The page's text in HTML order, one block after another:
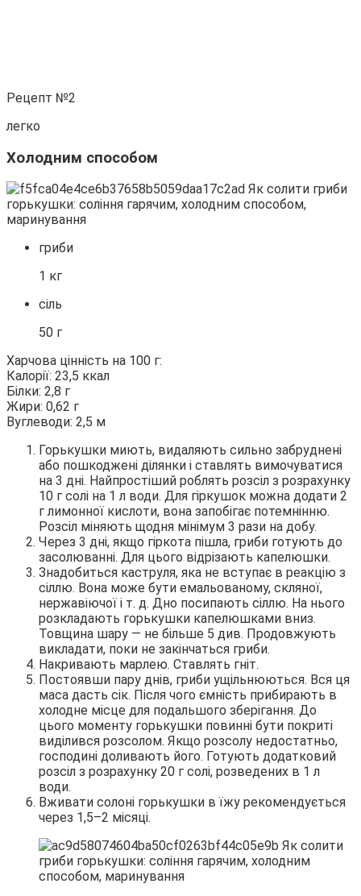
Рецепт №2
легко
Холодним способом
гриби
1 кг
сіль
50 г
Харчова цінність на 100 г:
Калорії: 23,5 ккал
Білки: 2,8 г
Жири: 0,62 г
Вуглеводи: 2,5 м
Горькушки миють, видаляють сильно забруднені
або пошкоджені ділянки і ставлять вимочуватися
на 3 дні. Найпростіший роблять розсіл з розрахунку
10 г солі на 1 л води. Для гіркушок можна додати 2
г лимонної кислоти, вона запобігає потемнінню.
Розсіл міняють щодня мінімум 3 рази на добу.
Через 3 дні, якщо гіркота пішла, гриби готують до
засолюванні. Для цього відрізають капелюшки.
Знадобиться каструля, яка не вступає в реакцію з
сіллю. Вона може бути емальованому, скляної,
нержавіючої і т. д. Дно посипають сіллю. На нього
розкладають горькушки капелюшками вниз.
Товщина шару — не більше 5 див. Продовжують
викладати, поки не закінчаться гриби.
Накривають марлею. Ставлять гніт.
Постоявши пару днів, гриби ущільнюються. Вся ця
маса дасть сік. Після чого ємність прибирають в
холодне місце для подальшого зберігання. До
цього моменту горькушки повинні бути покриті
виділився розсолом. Якщо розсолу недостатньо,
господині доливають його. Готують додатковий
розсіл з розрахунку 20 г солі, розведених в 1 л
води.
Вживати солоні горькушки в їжу рекомендується
через 1,5–2 місяці.